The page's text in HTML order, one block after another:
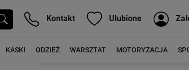
Kontakt Ulubione
KASKI ODZIEŻ WARSZTAT MOTORYZACJA